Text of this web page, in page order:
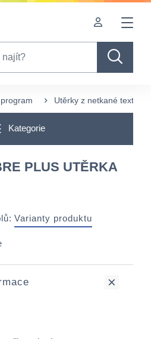
Utěrky z netkané textílie
Kategorie
PLUS UTĚRKA
Varianty produktu